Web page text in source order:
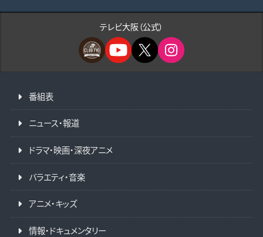
テレビ大阪（公式）
番組表
ニュース・報道
ドラマ・映画・深夜アニメ
バラエティ・音楽
アニメ・キッズ
情報・ドキュメンタリー